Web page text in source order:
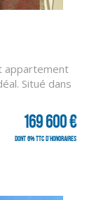
appartement
Situé dans
169 600 €
dont 6% TTC d'honoraires